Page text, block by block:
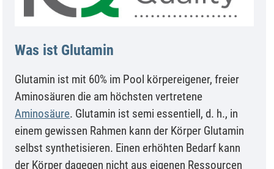
Was ist Glutamin
Glutamin ist mit 60% im Pool körpereigener, freier
Aminosäuren die am höchsten vertretene
Aminosäure. Glutamin ist semi essentiell, d. h., in
einem gewissen Rahmen kann der Körper Glutamin
selbst synthetisieren. Einen erhöhten Bedarf kann
der Körper dagegen nicht aus eigenen Ressourcen